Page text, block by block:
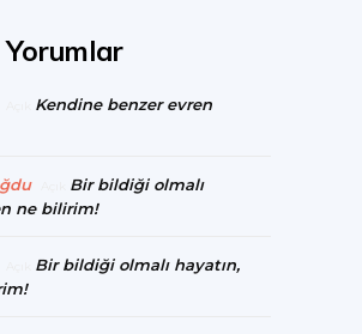
Yorumlar
Kendine benzer evren
Bir bildiği olmalı
ne bilirim!
Bir bildiği olmalı hayatın,